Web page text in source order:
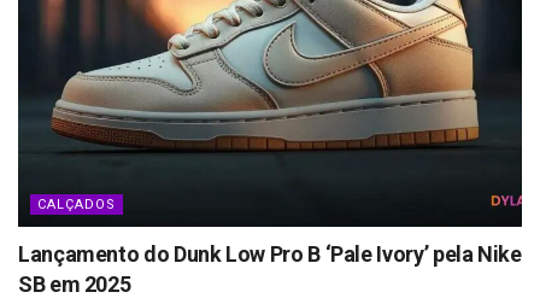
CALÇADOS
Lançamento do Dunk Low Pro B ‘Pale Ivory’ pela Nike
SB em 2025